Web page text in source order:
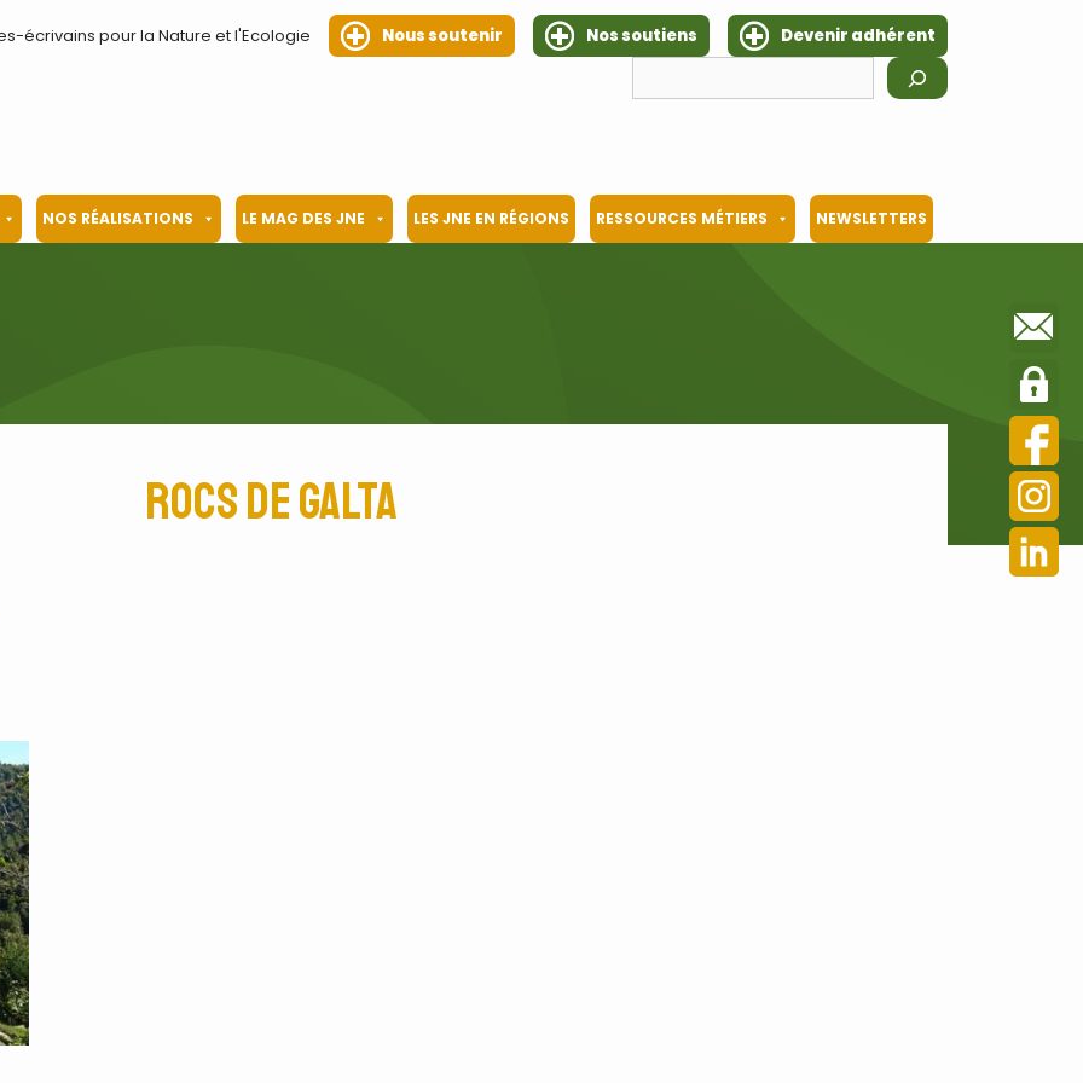
écrivains pour la Nature et l'Ecologie Nous soutenir Nos soutiens
Devenir adhérent
NOS RÉALISATIONS LE MAG DES JNE LES JNE EN RÉGIONS RESSOURCES MÉTIERS NEWSLETTERS
Rocs de Galta